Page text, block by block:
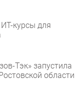
курсы для
Тэк» запустила
области